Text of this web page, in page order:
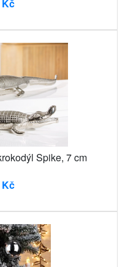
Kč
Spike, 7 cm
Kč